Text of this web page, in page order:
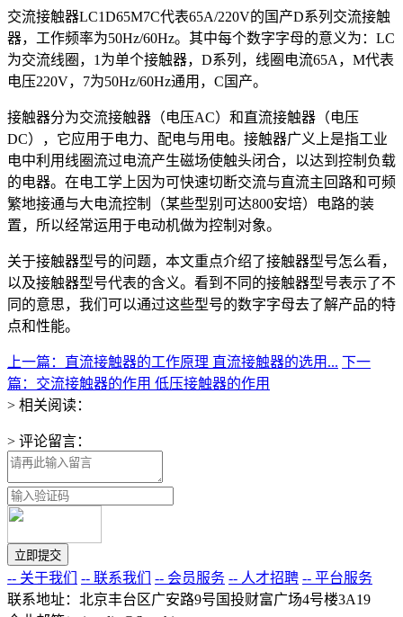
交流接触器LC1D65M7C代表65A/220V的国产D系列交流接触
器，工作频率为50Hz/60Hz。其中每个数字字母的意义为：LC
为交流线圈，1为单个接触器，D系列，线圈电流65A，M代表
电压220V，7为50Hz/60Hz通用，C国产。
接触器分为交流接触器（电压AC）和直流接触器（电压
DC），它应用于电力、配电与用电。接触器广义上是指工业
电中利用线圈流过电流产生磁场使触头闭合，以达到控制负载
的电器。在电工学上因为可快速切断交流与直流主回路和可频
繁地接通与大电流控制（某些型别可达800安培）电路的装
置，所以经常运用于电动机做为控制对象。
关于接触器型号的问题，本文重点介绍了接触器型号怎么看，
以及接触器型号代表的含义。看到不同的接触器型号表示了不
同的意思，我们可以通过这些型号的数字字母去了解产品的特
点和性能。
上一篇：直流接触器的工作原理 直流接触器的选用... 下一
篇：交流接触器的作用 低压接触器的作用
> 相关阅读：
> 评论留言：
-- 关于我们 -- 联系我们 -- 会员服务 -- 人才招聘 -- 平台服务
联系地址：北京丰台区广安路9号国投财富广场4号楼3A19